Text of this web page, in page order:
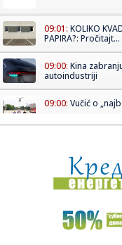
09:01: KOLIKO
PAPIRA?: Pročitajt...
09:00: Kina
autoindustriji
09:00: Vučić o
08:59:Vladimir
bude v...
08:58:Salah
sam došao...